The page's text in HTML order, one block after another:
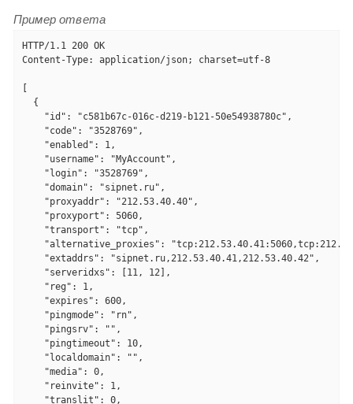
Пример ответа
HTTP/1.1 200 OK
Content-Type: application/json; charset=utf-8
  {
    "id": "c581b67c-016c-d219-b121-50e54938780c",
    "code": "3528769",
    "enabled": 1,
    "username": "MyAccount",
    "login": "3528769",
    "domain": "sipnet.ru",
    "proxyaddr": "212.53.40.40",
    "proxyport": 5060,
    "transport": "tcp",
"alternative_proxies":
    "extaddrs": "sipnet.ru,212.53.40.41,212.53.40.42",
    "serveridxs": [11, 12],
    "reg": 1,
    "expires": 600,
    "pingmode": "rn",
    "pingsrv": "",
    "pingtimeout": 10,
    "localdomain": "",
    "media": 0,
    "reinvite": 1,
    "translit": 0,